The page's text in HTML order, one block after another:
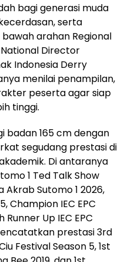
bagi generasi muda
serta
arahan Regional
Director
Indonesia Derry
menilai penampilan,
peserta agar siap
tinggi.
badan 165 cm dengan
segudang prestasi di
Di antaranya
1 Ted Talk Show
Akrab Sutomo 1 2026,
Champion IEC EPC
Up IEC EPC
prestasi 3rd
Festival Season 5, 1st